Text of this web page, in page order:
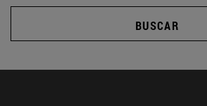
BUSCAR